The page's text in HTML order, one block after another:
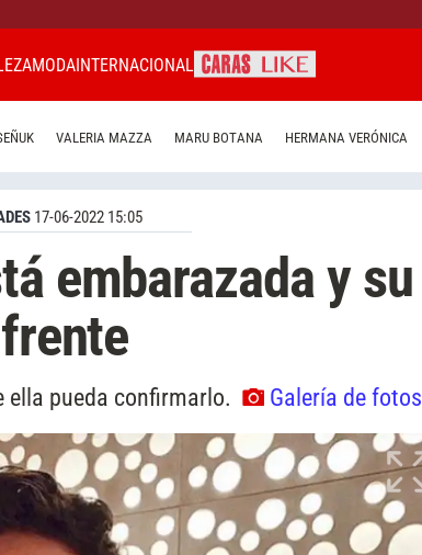
MODAINTERNACIONAL
VALERIA MAZZA MARU BOTANA HERMANA VERÓNICA
17-06-2022 15:05
embarazada y su
ella pueda confirmarlo. Galería de fotos